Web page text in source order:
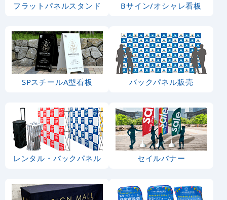
フラットパネルスタンド Bサイン/オシャレ看板
SPスチールA型看板 バックパネル販売
レンタル・バックパネル セイルバナー